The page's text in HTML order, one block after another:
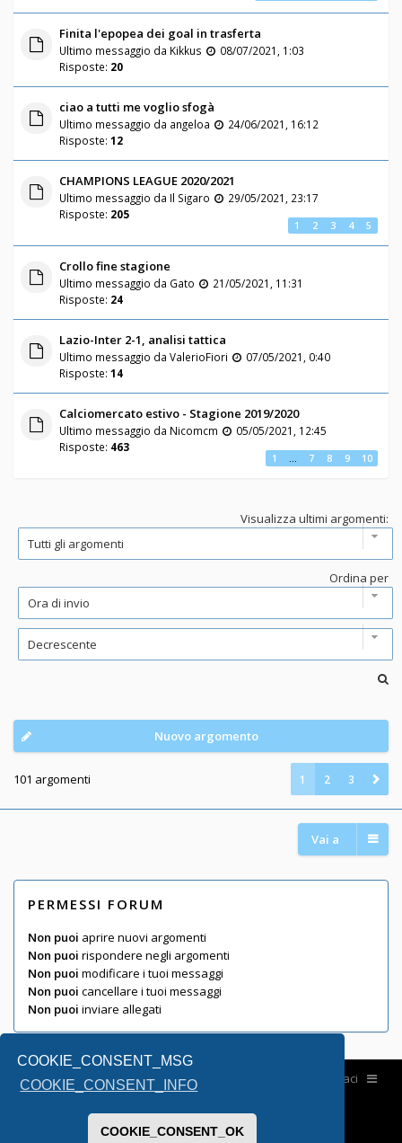
COOKIE_CONSENT_MSG
COOKIE_CONSENT_INFO
COOKIE_CONSENT_OK
Finita l'epopea dei goal in trasferta
Ultimo messaggio da Kikkus
08/07/2021, 1:03
Risposte: 20
ciao a tutti me voglio sfogà
Ultimo messaggio da angeloa
24/06/2021, 16:12
Risposte: 12
CHAMPIONS LEAGUE 2020/2021
Ultimo messaggio da Il Sigaro
29/05/2021, 23:17
Risposte: 205
1 2 3 4 5
Crollo fine stagione
Ultimo messaggio da Gato
21/05/2021, 11:31
Risposte: 24
Lazio-Inter 2-1, analisi tattica
Ultimo messaggio da ValerioFiori
07/05/2021, 0:40
Risposte: 14
Calciomercato estivo - Stagione 2019/2020
Ultimo messaggio da Nicomcm
05/05/2021, 12:45
Risposte: 463
1 … 7 8 9 10
Visualizza ultimi argomenti:
Ordina per
Nuovo argomento
101 argomenti 1 2 3
Vai a
PERMESSI FORUM
Non puoi aprire nuovi argomenti
Non puoi rispondere negli argomenti
Non puoi modificare i tuoi messaggi
Non puoi cancellare i tuoi messaggi
Non puoi inviare allegati
Home Contattaci